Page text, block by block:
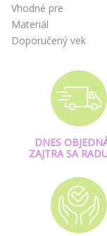
Vhodné pre
Materiál
Doporučený vek
DNES
ZAJTRA SA